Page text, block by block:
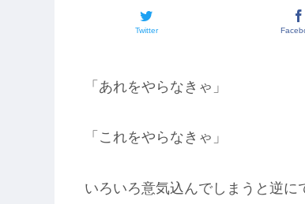
Twitter
「あれをやらなきゃ」
「これをやらなきゃ」
いろいろ意気込んでしまうと逆に